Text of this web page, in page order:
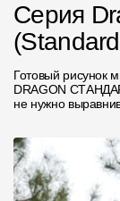
Серия
Готовый рисунок
DRAGON
не нужно